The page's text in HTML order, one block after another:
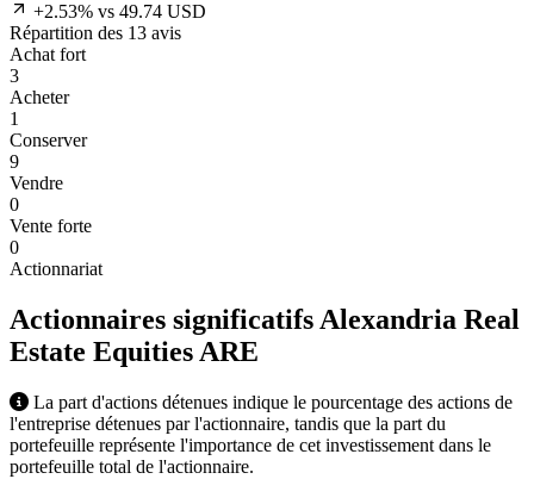
+2.53% vs 49.74 USD
Répartition des 13 avis
Achat fort
3
Acheter
1
Conserver
9
Vendre
0
Vente forte
0
Actionnariat
Actionnaires significatifs Alexandria Real
Estate EquitiesARE
La part d'actions détenues indique le pourcentage des actions de
l'entreprise détenues par l'actionnaire, tandis que la part du
portefeuille représente l'importance de cet investissement dans le
portefeuille total de l'actionnaire.